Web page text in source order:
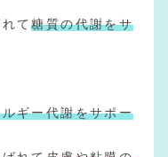
れて糖質の代謝をサ
ギー代謝をサポー